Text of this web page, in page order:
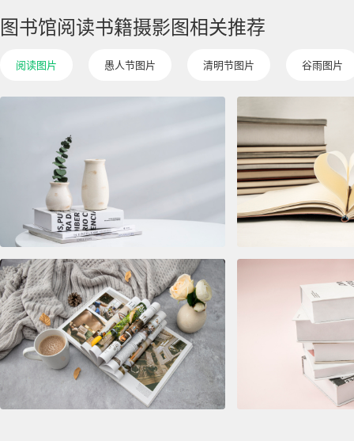
图书馆阅读书籍摄影图相关推荐
阅读图片 愚人节图片 清明节图片 谷雨图片